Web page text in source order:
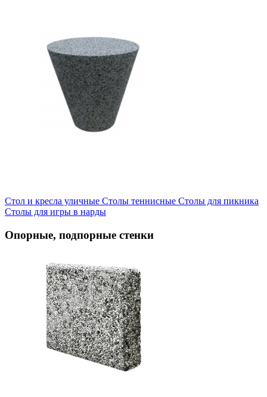
Стол и кресла уличные Cтолы теннисные Столы для пикника
Столы для игры в нарды
Опорные, подпорные стенки